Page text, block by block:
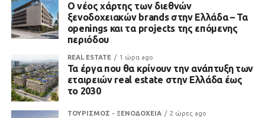
Ο νέος χάρτης των διεθνών
ξενοδοχειακών brands στην Ελλάδα – Τα
openings και τα projects της επόμενης
περιόδου
REAL ESTATE 1 ώρα ago
Τα έργα που θα κρίνουν την ανάπτυξη των
εταιρειών real estate στην Ελλάδα έως
το 2030
ΤΟΥΡΙΣΜΟΣ - ΞΕΝΟΔΟΧΕΙΑ 2 ώρες ago